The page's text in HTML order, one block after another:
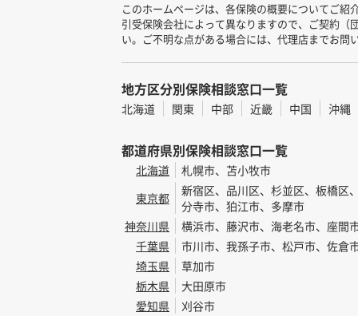
このホームページは、各保険の概要についてご
引受保険会社によって異なりますので、ご契約
い。ご不明な点がある場合には、代理店までお問
地方区分別保険相談窓口一覧
北海道 関東 中部 近畿 中国 沖縄
都道府県別保険相談窓口一覧
北海道
札幌市、苫小牧市
東京都
新宿区、品川区、杉並区、板橋区
分寺市、狛江市、多摩市
神奈川県
横浜市、藤沢市、海老名市、座間
千葉県
市川市、我孫子市、松戸市、佐倉
埼玉県
草加市
栃木県
大田原市
愛知県
刈谷市